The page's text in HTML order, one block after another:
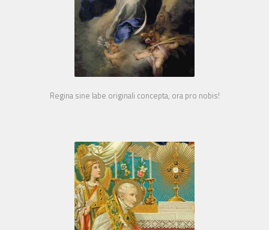
Regina sine labe originali concepta, ora pro nobis!